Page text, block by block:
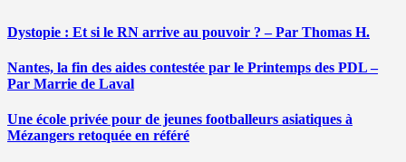
Dystopie : Et si le RN arrive au pouvoir ? – Par Thomas H.
Nantes, la fin des aides contestée par le Printemps des PDL –
Par Marrie de Laval
Une école privée pour de jeunes footballeurs asiatiques à
Mézangers retoquée en référé